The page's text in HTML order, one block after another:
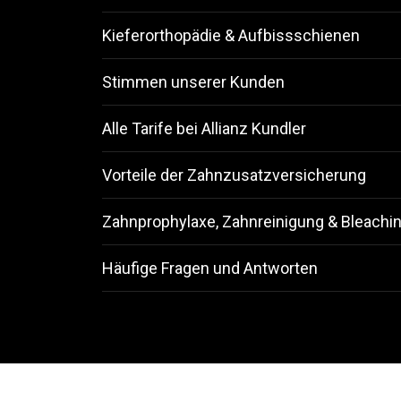
Kieferorthopädie & Aufbissschienen
Stimmen unserer Kunden
Alle Tarife bei Allianz Kundler
Vorteile der Zahnzusatzversicherung
Zahnprophylaxe, Zahnreinigung &
Häufige Fragen und Antworten